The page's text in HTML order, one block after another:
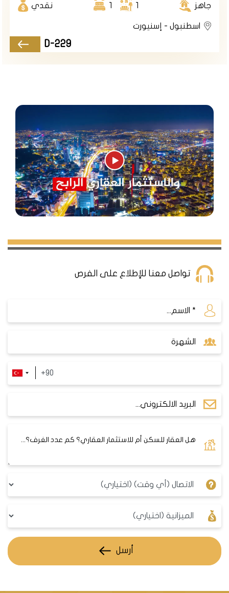
تجعلها منطقة مثالية للسكن والاستثمار، ومنها:
الموقع الجغرافي
في اسطنبول، حيث تبعد عن مركز المدينة حوالي 31 كم، وعن
البنية التحتية والخدمات العامة: تتميز أسنيورت بوجود بنية
تحتية جيدة وخدمات عامة متنوعة، مثل المستشفيات
والمدارس والجامعات والمولات والحدائق والمتاحف. تضم
أسنيورت العديد من المرافق الخدمية والترفيهية، مثل
مستشفى اسنيورت الحكومي وجامعة اسنيورت ومركز مرمرة
بارك وحديقة أردوغان ومتحف الشوكولاته.
المشاريع العقارية والاستثمارية: تضم أسنيورت العديد من
المشاريع السكنية والتجارية الحديثة، ومنها ما لا يزال قيد الإنشاء،
وهو ما يوفر مزيداً من الفرص للمستثمرين الراغبين بالاستفادة
من نمو المنطقة المتسارع. تعتبر العقارات في أسنيورت مغرية
القريب، لتصل إلى مستوى أرقى وأكثر الأحياء طلبا في
اسطنبول.
أسعار الشقق في منطقة أسنيورت
تعد المنطقة واحدة من أكثر المناطق الإستثمارية والتي
تتمتع بشهرة عالية بين المتسثرين الأجانب بسبب حداثة
المنطقة وتوفر الخدمات والمشاريع ذات البنية التحتية
الحديثة
وقد شهدت المنطقة تطور كبير ي الأسعار
الأسعار التالية بالمتر المربع بالدولار
2020
2754
جاهز 1
1 نقدي
اسطنبول - إسنيورت
D-229
تواصل معنا للإطلاع على الفرص
أرسل